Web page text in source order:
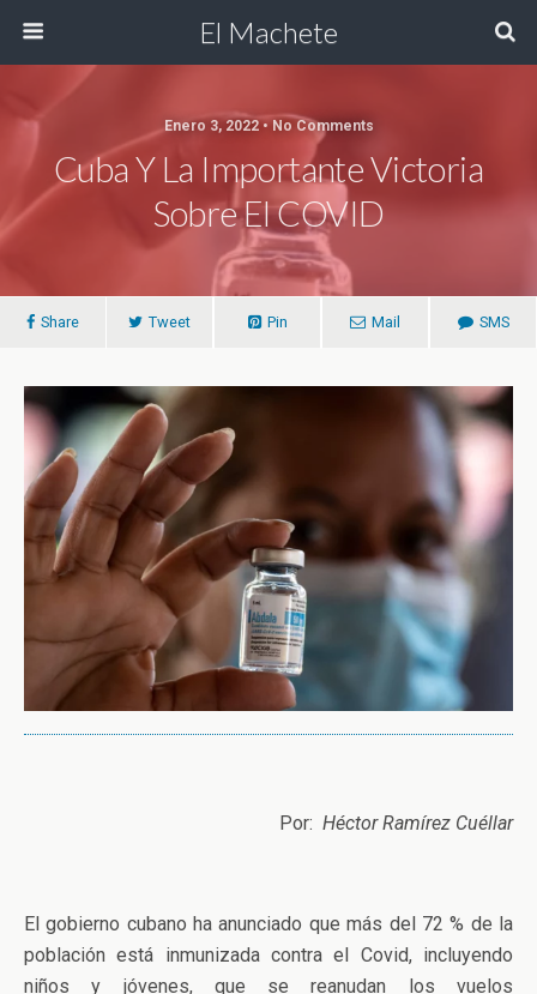
El Machete
Enero 3, 2022 • No Comments
Cuba Y La Importante Victoria
Sobre El COVID
Share Tweet Pin Mail SMS
Por: Héctor Ramírez Cuéllar
El gobierno cubano ha anunciado que más del 72 % de la
población está inmunizada contra el Covid, incluyendo
niños y jóvenes, que se reanudan los vuelos